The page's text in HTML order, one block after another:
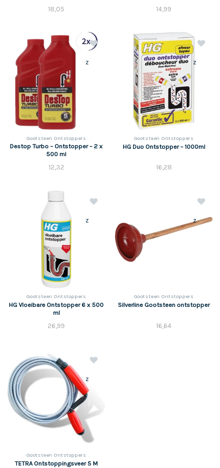
18,05 14,99
z
Gootsteen Ontstoppers
Destop Turbo – Ontstopper – 2 x
500 ml
12,32
z
Gootsteen Ontstoppers
HG Duo Ontstopper – 1000ml
16,28
z
Gootsteen Ontstoppers
HG Vloeibare Ontstopper 6 x 500
ml
26,99
z
Gootsteen Ontstoppers
Silverline Gootsteen ontstopper
16,64
z
Gootsteen Ontstoppers
TETRA Ontstoppingsveer 5 M